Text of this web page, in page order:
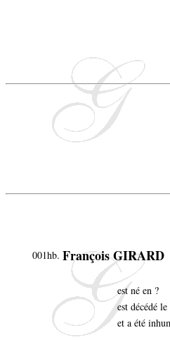
001hb. François GIRARD
est né en ?
est décédé
et a été